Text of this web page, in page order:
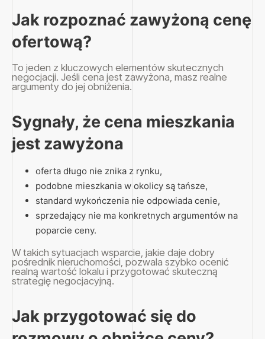
Jak rozpoznać zawyżoną cenę
ofertową?
To jeden z kluczowych elementów skutecznych
negocjacji. Jeśli cena jest zawyżona, masz realne
argumenty do jej obniżenia.
Sygnały, że cena mieszkania
jest zawyżona
oferta długo nie znika z rynku,
podobne mieszkania w okolicy są tańsze,
standard wykończenia nie odpowiada cenie,
sprzedający nie ma konkretnych argumentów na
poparcie ceny.
W takich sytuacjach wsparcie, jakie daje dobry
pośrednik nieruchomości, pozwala szybko ocenić
realną wartość lokalu i przygotować skuteczną
strategię negocjacyjną.
Jak przygotować się do